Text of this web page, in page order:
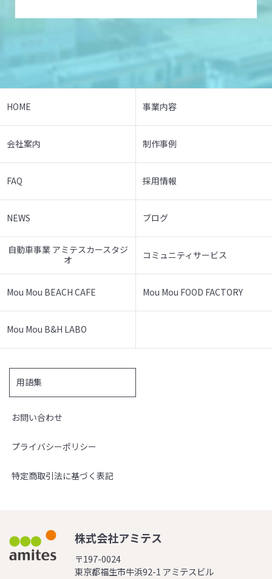
HOME 事業内容
会社案内 制作事例
FAQ 採用情報
NEWS ブログ
自動車事業 アミテスカースタジ
オ
コミュニティサービス
Mou Mou BEACH CAFE Mou Mou FOOD FACTORY
Mou Mou B&H LABO
用語集
お問い合わせ
プライバシーポリシー
特定商取引法に基づく表記
株式会社アミテス
〒197-0024
東京都福生市牛浜92-1 アミテスビル